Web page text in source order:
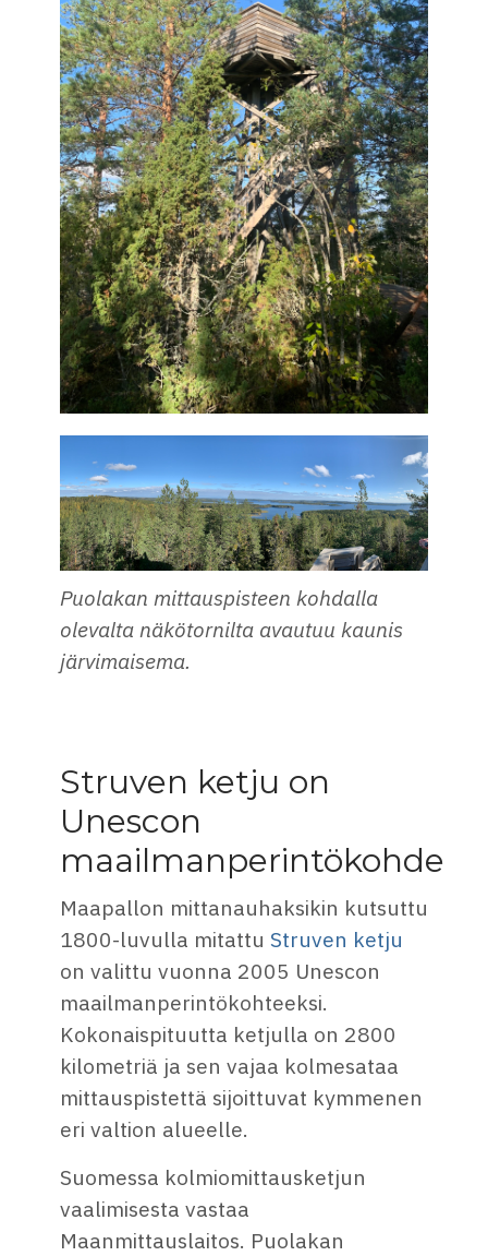
Puolakan mittauspisteen kohdalla
olevalta näkötornilta avautuu kaunis
järvimaisema.
Struven ketju on
Unescon
maailmanperintökohde
Maapallon mittanauhaksikin kutsuttu
1800-luvulla mitattu Struven ketju
on valittu vuonna 2005 Unescon
maailmanperintökohteeksi.
Kokonaispituutta ketjulla on 2800
kilometriä ja sen vajaa kolmesataa
mittauspistettä sijoittuvat kymmenen
eri valtion alueelle.
Suomessa kolmiomittausketjun
vaalimisesta vastaa
Maanmittauslaitos. Puolakan